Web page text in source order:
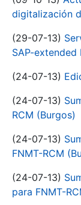
digitalización
(29-07-13)
SAP-extended
(24-07-13)
(24-07-13)
RCM (Burgos)
(24-07-13)
FNMT-RCM
(24-07-13)
para FNMT-